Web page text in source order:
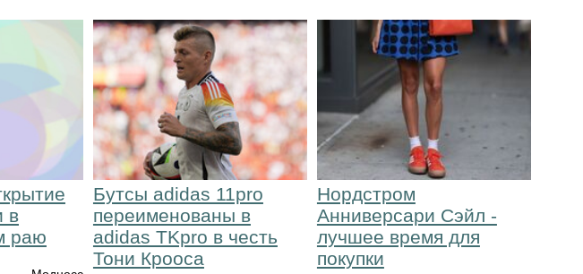
в
раю
Бутсы adidas 11pro
переименованы в
adidas TKpro в честь
Тони Крооса
Нордстром
Анниверсари Сэйл -
лучшее время для
покупки